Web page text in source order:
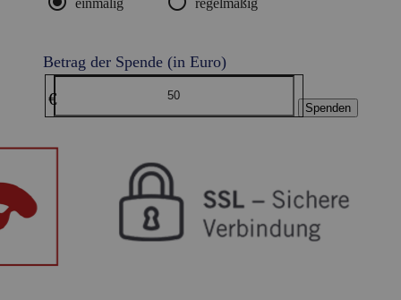
einmalig regelmäßig
Betrag der Spende (in Euro)
€ Spenden